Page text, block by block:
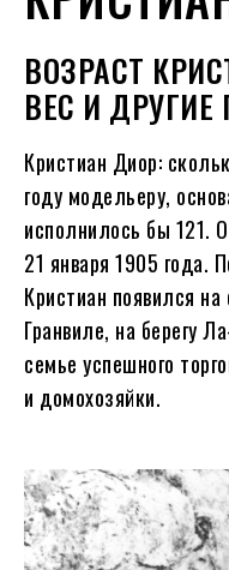
ВОЗРАСТ
ВЕС И
Кристиан Диор:
году модельеру,
исполнилось бы 121.
21 января 1905 года.
Кристиан появился на
Гранвиле, на берегу
семье успешного
и домохозяйки.